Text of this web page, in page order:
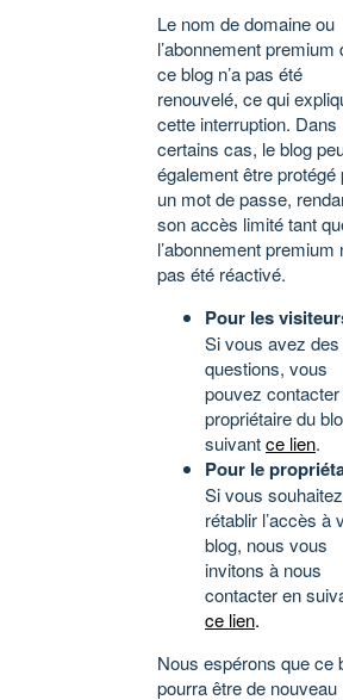
Le nom de domaine ou
l’abonnement premium
ce blog n’a pas été
renouvelé, ce qui
cette interruption. Dans
certains cas, le blog
également être protégé
un mot de passe,
son accès limité tant
l’abonnement premium
pas été réactivé.
Pour les
Si vous avez des
questions, vous
pouvez
propriétaire du
suivantce lien.
Pour le
Si vous souhaitez
rétablir l’accès à
blog, nous vous
invitons à nous
contacter en
ce lien.
Nous espérons que ce
pourra être de nouveau